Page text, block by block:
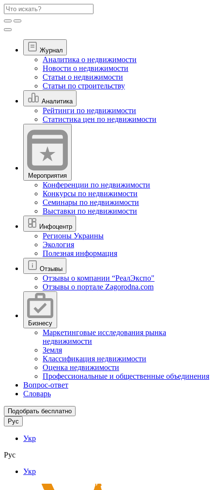
Журнал
Аналитика о недвижимости
Новости о недвижимости
Статьи о недвижимости
Статьи по строительству
Аналитика
Рейтинги по недвижимости
Статистика цен по недвижимости
Мероприятия
Конференции по недвижимости
Конкурсы по недвижимости
Семинары по недвижимости
Выставки по недвижимости
Инфоцентр
Регионы Украины
Экология
Полезная информация
Отзывы
Отзывы о компании “РеалЭкспо"
Отзывы о портале Zagorodna.com
Бизнесу
Маркетинговые исследования рынка
недвижимости
Земля
Классификация недвижимости
Оценка недвижимости
Профессиональные и общественные объединения
Вопрос-ответ
Словарь
Подобрать бесплатно
Рус
Укр
Рус
Укр